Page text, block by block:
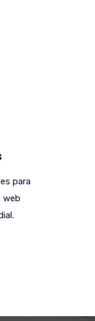
para
web